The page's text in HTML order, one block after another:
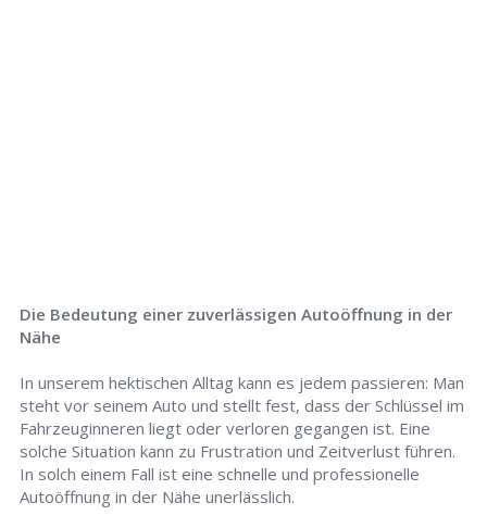
Die Bedeutung einer zuverlässigen Autoöffnung in der
Nähe
In unserem hektischen Alltag kann es jedem passieren: Man
steht vor seinem Auto und stellt fest, dass der Schlüssel im
Fahrzeuginneren liegt oder verloren gegangen ist. Eine
solche Situation kann zu Frustration und Zeitverlust führen.
In solch einem Fall ist eine schnelle und professionelle
Autoöffnung in der Nähe unerlässlich.